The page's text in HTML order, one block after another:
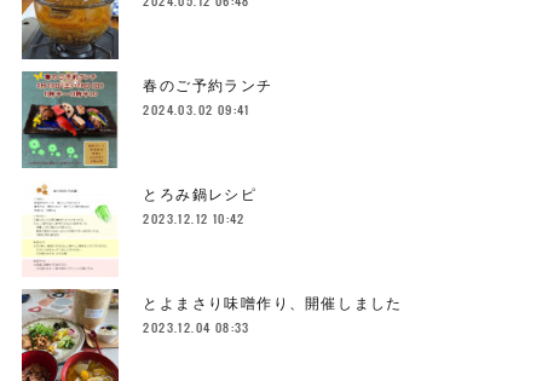
春のご予約ランチ
2024.03.02 09:41
とろみ鍋レシピ
2023.12.12 10:42
とよまさり味噌作り、開催しました
2023.12.04 08:33